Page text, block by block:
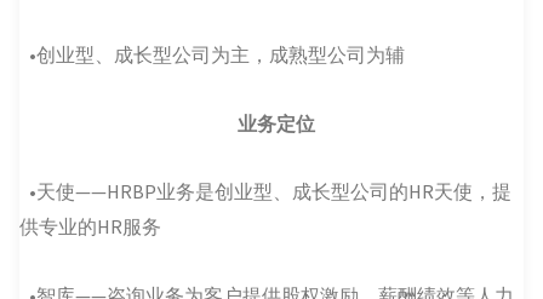
•创业型、成长型公司为主，成熟型公司为辅
业务定位
•天使——HRBP业务是创业型、成长型公司的HR天使，提
供专业的HR服务